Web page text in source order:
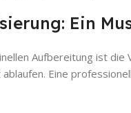
Ein
Aufbereitung ist
Eine